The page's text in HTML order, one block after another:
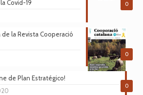
0
Covid-19
0
la Revista Cooperació
0
de Plan Estratégico!